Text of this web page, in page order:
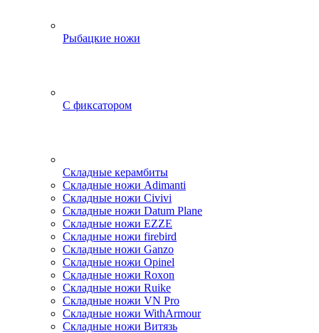
Рыбацкие ножи
С фиксатором
Складные керамбиты
Складные ножи Adimanti
Складные ножи Civivi
Складные ножи Datum Plane
Складные ножи EZZE
Складные ножи firebird
Складные ножи Ganzo
Складные ножи Opinel
Складные ножи Roxon
Складные ножи Ruike
Складные ножи VN Pro
Складные ножи WithArmour
Складные ножи Витязь